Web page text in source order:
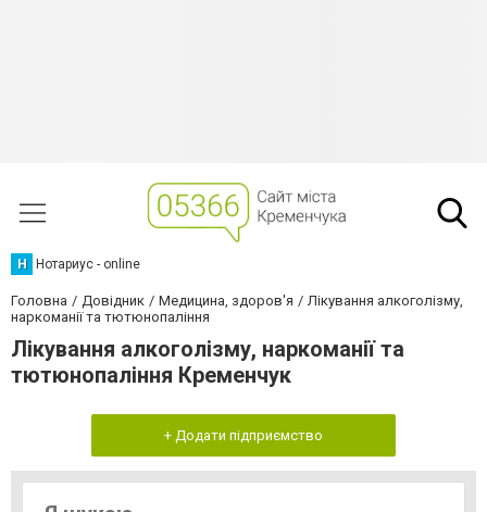
Н Нотариус - online
Головна Довідник Медицина, здоров'я
Лікування алкоголізму,
наркоманії та тютюнопаління
Лікування алкоголізму, наркоманії та
тютюнопаління Кременчук
+ Додати підприємство